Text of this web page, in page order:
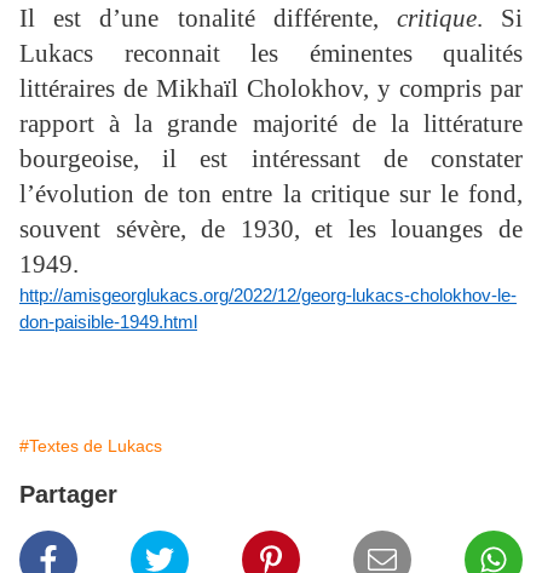
Il est d’une tonalité différente, critique. Si
Lukacs reconnait les éminentes qualités
littéraires de Mikhaïl Cholokhov, y compris par
rapport à la grande majorité de la littérature
bourgeoise, il est intéressant de constater
l’évolution de ton entre la critique sur le fond,
souvent sévère, de 1930, et les louanges de
1949.
http://amisgeorglukacs.org/2022/12/georg-lukacs-cholokhov-le-
don-paisible-1949.html
#Textes de Lukacs
Partager